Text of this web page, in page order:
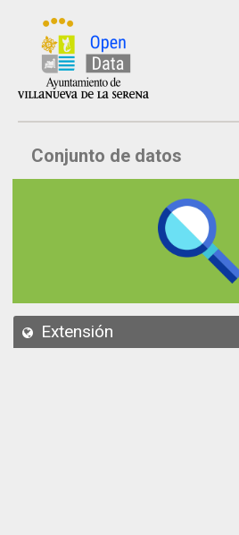
Inicio
Datos
API
Conjunto de datos
Extensión